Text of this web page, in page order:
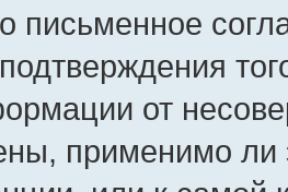
письменное
от
применимо ли